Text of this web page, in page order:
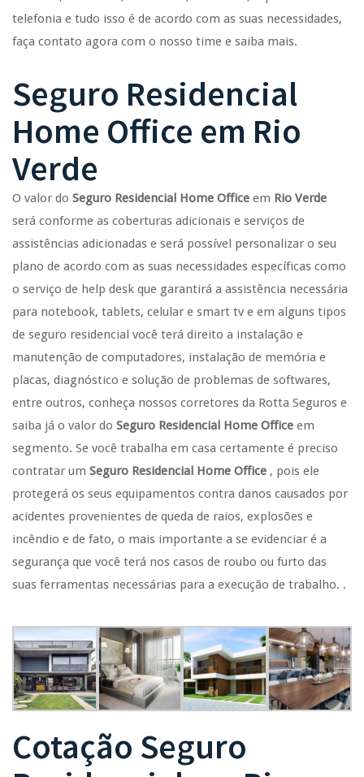
telefonia e tudo isso é de acordo com as suas necessidades,
faça contato agora com o nosso time e saiba mais.
Seguro Residencial
Home Office em Rio
Verde
O valor do Seguro Residencial Home Office em Rio Verde
será conforme as coberturas adicionais e serviços de
assistências adicionadas e será possível personalizar o seu
plano de acordo com as suas necessidades específicas como
o serviço de help desk que garantirá a assistência necessária
para notebook, tablets, celular e smart tv e em alguns tipos
de seguro residencial você terá direito a instalação e
manutenção de computadores, instalação de memória e
placas, diagnóstico e solução de problemas de softwares,
entre outros, conheça nossos corretores da Rotta Seguros e
saiba já o valor do Seguro Residencial Home Office em
segmento. Se você trabalha em casa certamente é preciso
contratar um Seguro Residencial Home Office , pois ele
protegerá os seus equipamentos contra danos causados por
acidentes provenientes de queda de raios, explosões e
incêndio e de fato, o mais importante a se evidenciar é a
segurança que você terá nos casos de roubo ou furto das
suas ferramentas necessárias para a execução de trabalho. .
Cotação Seguro